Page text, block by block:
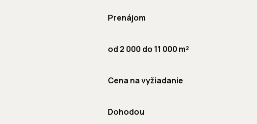
Prenájom
od 2 000 do 11 000 m²
Cena na vyžiadanie
Dohodou